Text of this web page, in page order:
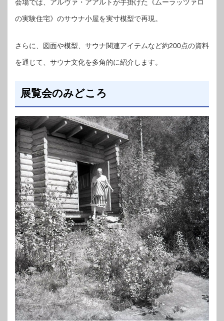
会場では、アルヴァ・アアルトが手掛けた《ムーラッツァロ
の実験住宅》のサウナ小屋を実寸模型で再現。
さらに、図面や模型、サウナ関連アイテムなど約200点の資料
を通じて、サウナ文化を多角的に紹介します。
展覧会のみどころ